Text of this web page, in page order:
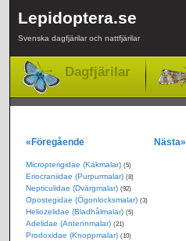
Lepidoptera.se
Svenska dagfjärilar och nattfjärilar
Dagfjärilar
«Föregående Nästa»
Micropterigidae (Käkmalar) (5)
Eriocraniidae (Purpurmalar) (8)
Nepticulidae (Dvärgmalar) (92)
Opostegidae (Ögonlocksmalar) (3)
Heliozelidae (Bladhålmalar) (5)
Adelidae (Antennmalar) (21)
Prodoxidae (Knoppmalar) (10)